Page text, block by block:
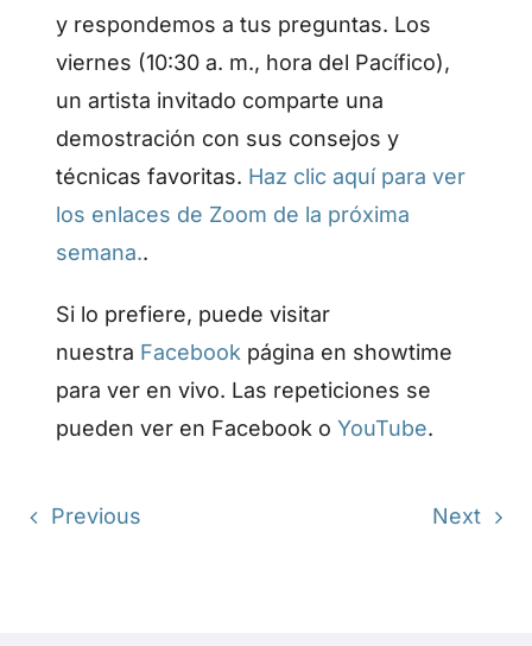
y respondemos a tus preguntas. Los
viernes (10:30 a. m., hora del Pacífico),
un artista invitado comparte una
demostración con sus consejos y
técnicas favoritas. Haz clic aquí para ver
los enlaces de Zoom de la próxima
semana..
Si lo prefiere, puede visitar
nuestra Facebook página en showtime
para ver en vivo. Las repeticiones se
pueden ver en Facebook oYouTube.
Previous Next